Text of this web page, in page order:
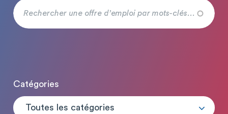
Catégories
Toutes les catégories